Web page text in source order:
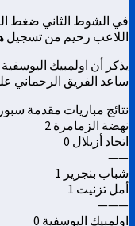
في الشوط الثاني ضغط
اللاعب رحيم من تسجيل
يذكر أن اولمبيك
ساعد الفريق الرحماني على
نتائج مباريات مقدمة
نهضة الزمامرة 2
اتحاد أزيلال 0
——
شباب بنجرير 1
أمل تزنيت 1
———
اولمبيك اليوسفية 0